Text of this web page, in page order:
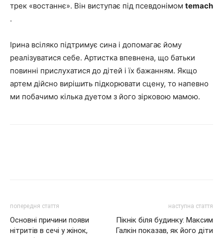
трек «востаннє». Він виступає під псевдонімом temach
.
Ірина всіляко підтримує сина і допомагає йому
реалізуватися себе. Артистка впевнена, що батьки
повинні прислухатися до дітей і їх бажанням. Якщо
артем дійсно вирішить підкорювати сцену, то напевно
ми побачимо кілька дуетом з його зірковою мамою.
попередня стаття
Основні причини появи
нітритів в сечі у жінок,
наступна стаття
Пікнік біля будинку: Максим
Галкін показав, як його діти